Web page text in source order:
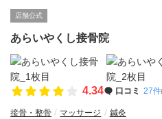
店舗公式
あらいやくし接骨院
4.34 口コミ 27件
接骨・整骨 マッサージ 鍼灸